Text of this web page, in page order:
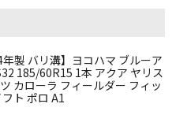
年製 バリ溝】ヨコハマ ブルーア
185/60R15 1本 アクア ヤリス
カローラ フィールダー フィッ
フト ポロ A1